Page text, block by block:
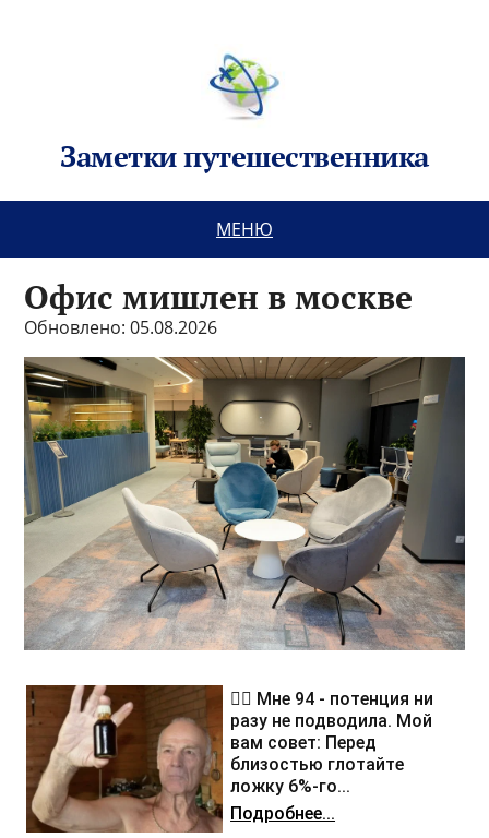
Заметки путешественника
МЕНЮ
Офис мишлен в москве
Обновлено: 05.08.2026
❤️‍🔥 Мне 94 - потенция ни
разу не подводила. Мой
вам совет: Перед
близостью глотайте
ложку 6%-го...
Подробнее...